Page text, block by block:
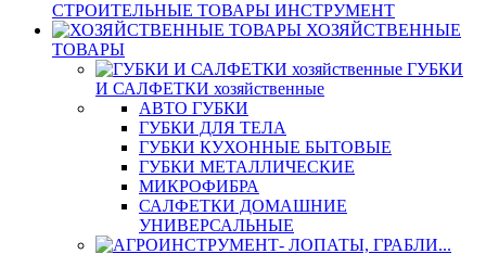
СТРОИТЕЛЬНЫЕ ТОВАРЫ ИНСТРУМЕНТ
ХОЗЯЙСТВЕННЫЕ
ТОВАРЫ
ГУБКИ
И САЛФЕТКИ хозяйственные
АВТО ГУБКИ
ГУБКИ ДЛЯ ТЕЛА
ГУБКИ КУХОННЫЕ БЫТОВЫЕ
ГУБКИ МЕТАЛЛИЧЕСКИЕ
МИКРОФИБРА
САЛФЕТКИ ДОМАШНИЕ
УНИВЕРСАЛЬНЫЕ